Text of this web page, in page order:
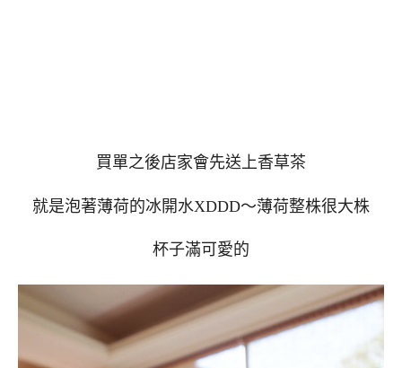
買單之後店家會先送上香草茶
就是泡著薄荷的冰開水XDDD～薄荷整株很大株
杯子滿可愛的